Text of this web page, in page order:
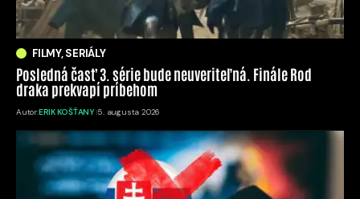
FILMY, SERIÁLY
Posledná časť 3. série bude neuveriteľná. Finále Rod
draka prekvapí príbehom
Autor:ERIK KOŠŤANY 5. augusta 2026